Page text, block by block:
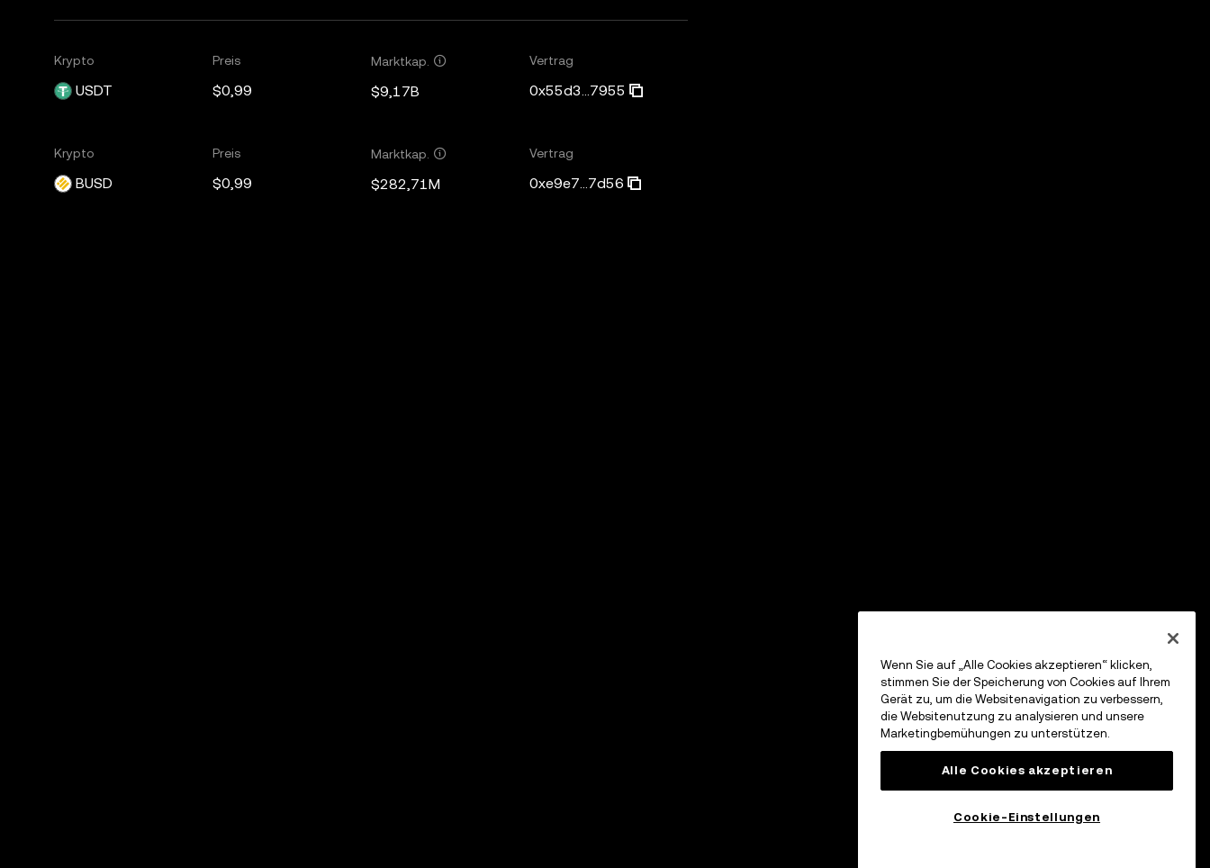
Krypto
USDT
Preis
$0,99
Marktkap.
$9,17B
Vertrag
0x55d3...7955
Krypto
BUSD
Preis
$0,99
Marktkap.
$282,71M
Vertrag
0xe9e7...7d56
Wenn Sie auf „Alle Cookies akzeptieren“ klicken,
stimmen Sie der Speicherung von Cookies auf Ihrem
Gerät zu, um die Websitenavigation zu verbessern,
die Websitenutzung zu analysieren und unsere
Marketingbemühungen zu unterstützen.
Alle Cookies akzeptieren
Cookie-Einstellungen